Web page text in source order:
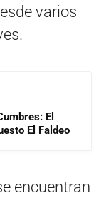
varios
El
El Faldeo
encuentran